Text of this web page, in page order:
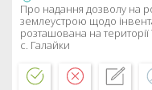
Про надання дозволу на
землеустрою щодо
розташована на території
с. Галайки